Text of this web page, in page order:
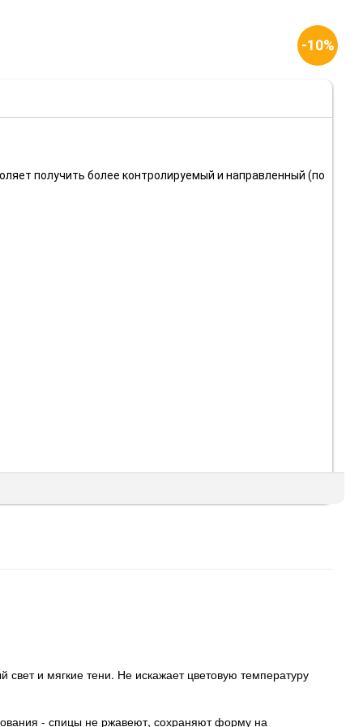
-10%
получить более контролируемый и направленный (по
и мягкие тени. Не искажает цветовую температуру
- спицы не ржавеют, сохраняют форму на